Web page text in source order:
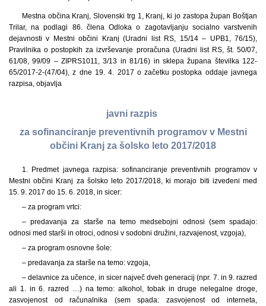
Mestna občina Kranj, Slovenski trg 1, Kranj, ki jo zastopa župan Boštjan
Trilar, na podlagi 86. člena Odloka o zagotavljanju socialno varstvenih
dejavnosti v Mestni občini Kranj (Uradni list RS, 15/14 – UPB1, 76/15),
Pravilnika o postopkih za izvrševanje proračuna (Uradni list RS, št. 50/07,
61/08, 99/09 – ZIPRS1011, 3/13 in 81/16) in sklepa župana številka 122-
65/2017-2-(47/04), z dne 19. 4. 2017 o začetku postopka oddaje javnega
razpisa, objavlja
javni razpis
za sofinanciranje preventivnih programov v Mestni
občini Kranj za šolsko leto 2017/2018
1. Predmet javnega razpisa: sofinanciranje preventivnih programov v
Mestni občini Kranj za šolsko leto 2017/2018, ki morajo biti izvedeni med
15. 9. 2017 do 15. 6. 2018, in sicer:
– za program vrtci:
–predavanja za starše na temo medsebojni odnosi (sem spadajo:
odnosi med starši in otroci, odnosi v sodobni družini, razvajenost, vzgoja),
– za program osnovne šole:
–predavanja za starše na temo: vzgoja,
– delavnice za učence, in sicer največ dveh generacij (npr. 7. in 9. razred
ali 1. in 6. razred …) na temo: alkohol, tobak in druge nelegalne droge,
zasvojenost od računalnika (sem spada: zasvojenost od interneta,